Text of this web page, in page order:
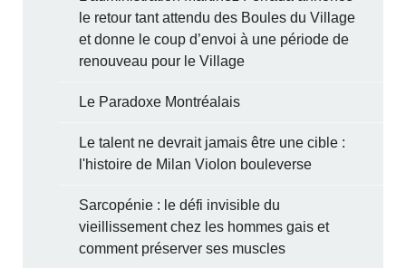
le retour tant attendu des Boules du Village
et donne le coup d’envoi à une période de
renouveau pour le Village
Le Paradoxe Montréalais
Le talent ne devrait jamais être une cible :
l'histoire de Milan Violon bouleverse
Sarcopénie : le défi invisible du
vieillissement chez les hommes gais et
comment préserver ses muscles